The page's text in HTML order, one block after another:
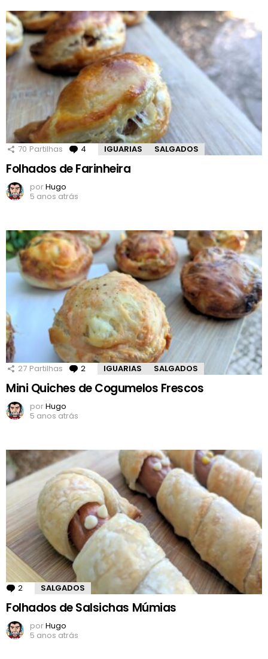
70 Partilhas 4 Comentários
IGUARIAS SALGADOS
Folhados de Farinheira
porHugo
5 anos atrás
27 Partilhas 2 Comentários
IGUARIAS SALGADOS
Mini Quiches de Cogumelos Frescos
porHugo
5 anos atrás
2 Comentários
SALGADOS
Folhados de Salsichas Múmias
porHugo
5 anos atrás